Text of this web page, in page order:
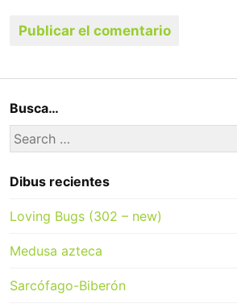
Busca…
Search
for:
Dibus recientes
Loving Bugs (302 – new)
Medusa azteca
Sarcófago-Biberón